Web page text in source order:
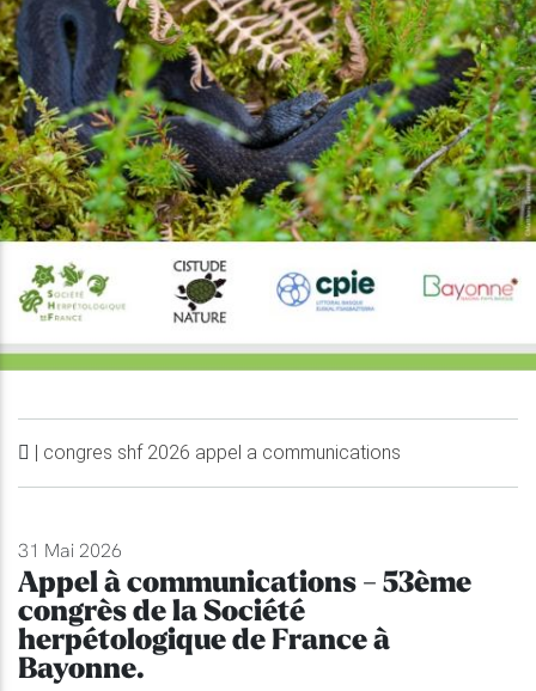
| congres shf 2026 appel a communications
31 Mai 2026
Appel à communications - 53ème
congrès de la Société
herpétologique de France à
Bayonne.